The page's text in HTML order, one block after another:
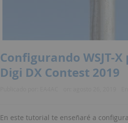
Configurando WSJT-
Digi DX Contest 2019
En este tutorial te enseñaré a